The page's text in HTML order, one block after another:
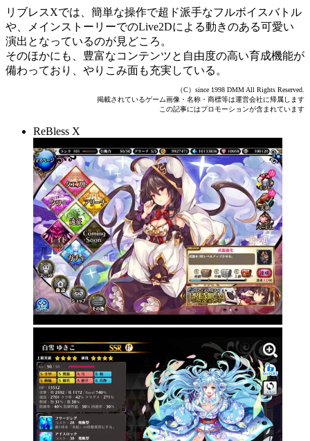
リブレスXでは、簡単な操作で超ド派手なフルボイスバトル
や、メインストーリーでのLive2Dによる動きのある可愛い
演出となっているのが見どころ。
そのほかにも、豊富なコンテンツと自由度の高い育成機能が
備わっており、やりこみ面も充実している。
（C）since 1998 DMM All Rights Reserved.
掲載されているゲーム画像・名称・商標等は運営会社に帰属します
この記事にはプロモーションが含まれています
ReBless X